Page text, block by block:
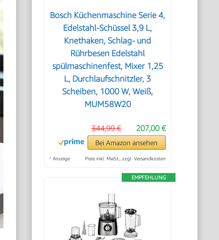
Bosch Küchenmaschine Serie 4,
Edelstahl-Schüssel 3,9 L,
Knethaken, Schlag- und
Rührbesen Edelstahl
spülmaschinenfest, Mixer 1,25
L, Durchlaufschnitzler, 3
Scheiben, 1000 W, Weiß,
MUM58W20
207,00 €
344,99 €
Bei Amazon ansehen
* Anzeige Preis inkl. MwSt., zzgl. Versandkosten
EMPFEHLUNG